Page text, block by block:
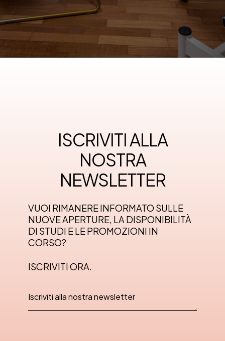
ISCRIVITI ALLA
NOSTRA
NEWSLETTER
VUOI RIMANERE INFORMATO SULLE
NUOVE APERTURE, LA DISPONIBILITÀ
DI STUDI E LE PROMOZIONI IN
CORSO?
ISCRIVITI ORA.